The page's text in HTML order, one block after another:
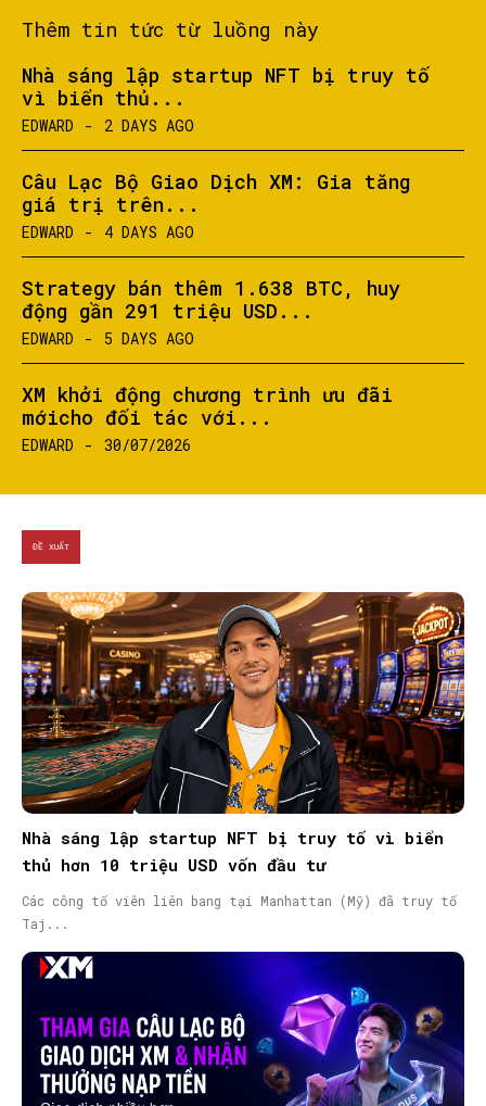
SEARCH...
Thêm tin tức từ luồng này
Nhà sáng lập startup NFT bị truy tố
vì biển thủ...
EDWARD - 2 DAYS AGO
Câu Lạc Bộ Giao Dịch XM: Gia tăng
giá trị trên...
EDWARD - 4 DAYS AGO
Strategy bán thêm 1.638 BTC, huy
động gần 291 triệu USD...
EDWARD - 5 DAYS AGO
XM khởi động chương trình ưu đãi
mớicho đối tác với...
EDWARD - 30/07/2026
ĐỀ XUẤT
Nhà sáng lập startup NFT bị truy tố vì biển
thủ hơn 10 triệu USD vốn đầu tư
Các công tố viên liên bang tại Manhattan (Mỹ) đã truy tố
Taj...